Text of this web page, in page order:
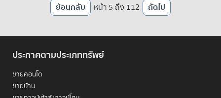
ย้อนกลับ หน้า 5 ถึง 112 ถัดไป
ประกาศตามประเภททรัพย์
ขายคอนโด
ขายบ้าน